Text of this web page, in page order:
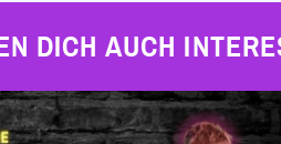
DICH AUCH